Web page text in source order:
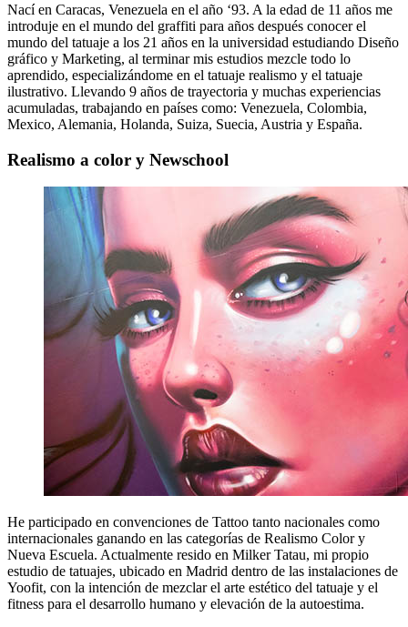
Nací en Caracas, Venezuela en el año ‘93. A la edad de 11 años me
introduje en el mundo del graffiti para años después conocer el
mundo del tatuaje a los 21 años en la universidad estudiando Diseño
gráfico y Marketing, al terminar mis estudios mezcle todo lo
aprendido, especializándome en el tatuaje realismo y el tatuaje
ilustrativo. Llevando 9 años de trayectoria y muchas experiencias
acumuladas, trabajando en países como: Venezuela, Colombia,
Mexico, Alemania, Holanda, Suiza, Suecia, Austria y España.
Realismo a color y Newschool
He participado en convenciones de Tattoo tanto nacionales como
internacionales ganando en las categorías de Realismo Color y
Nueva Escuela. Actualmente resido en Milker Tatau, mi propio
estudio de tatuajes, ubicado en Madrid dentro de las instalaciones de
Yoofit, con la intención de mezclar el arte estético del tatuaje y el
fitness para el desarrollo humano y elevación de la autoestima.